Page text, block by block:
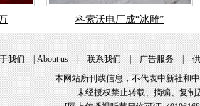
科索沃电厂成“冰雕”
我们|About us|联系我们|广告服务|
本网站所刊载信息，不代表中新社和
未经授权禁止转载、摘编、复